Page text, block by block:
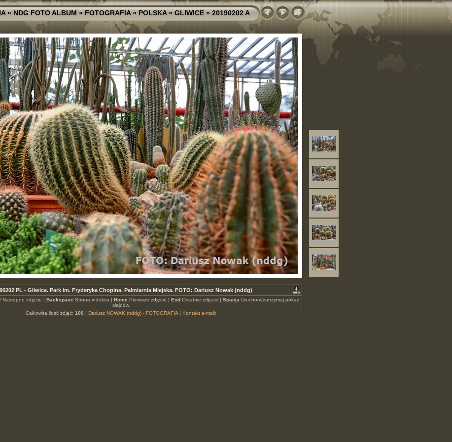
»NDG FOTO ALBUM»FOTOGRAFIA»POLSKA»GLIWICE»20190202 A
PL - Gliwice. Park im. Fryderyka Chopina. Palmiarnia Miejska. FOTO: Dariusz Nowak (nddg)
zdjęcie | Backspace Strona indeksu | Home Pierwsze zdjęcie | EndOstatnie zdjęcie | Spacja Uruchom/zatrzymaj pokaz
slajdów
Całkowita ilość zdjęć: 100 | Dariusz NOWAK (nddg) - FOTOGRAFIA| Kontakt e-mail: